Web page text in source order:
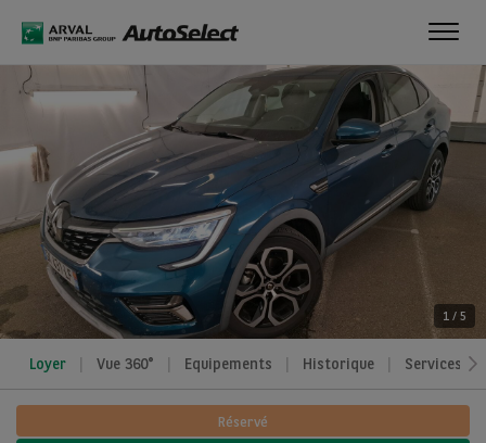
1 / 5
Loyer Vue 360° Equipements Historique Services
Réservé